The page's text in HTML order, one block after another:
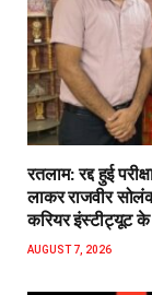
रतलाम: रद्द हुई
लाकर राजवीर
करियर इंस्टीट्यूट के
AUGUST 7, 2026